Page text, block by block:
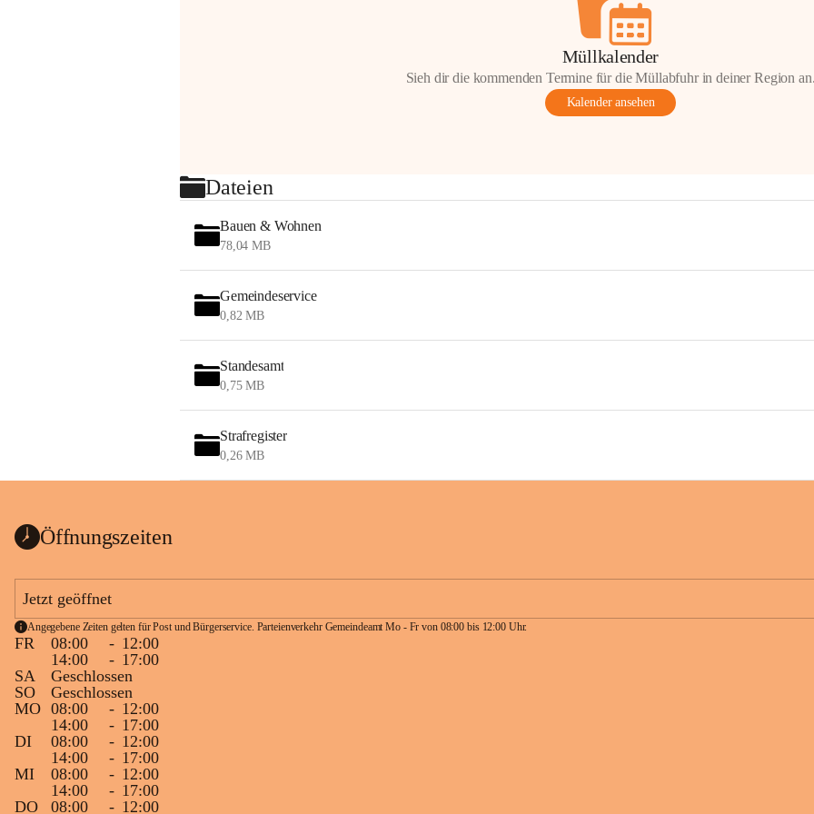
Müllkalender
Sieh dir die kommenden Termine für die Müllabfuhr in deiner Region
Kalender ansehen
Dateien
Bauen & Wohnen
78,04 MB
Gemeindeservice
0,82 MB
Standesamt
0,75 MB
Strafregister
0,26 MB
Öffnungszeiten
Jetzt geöffnet
Angegebene Zeiten gelten für Post und Bürgerservice. Parteienverkehr Gemeindeamt Mo - Fr von 08:00 bis 12:00 Uhr.
FR 08:00 - 12:00
14:00
- 17:00
SA
Geschlossen
SO
Geschlossen
MO 08:00 - 12:00
14:00
- 17:00
DI
08:00 - 12:00
14:00
- 17:00
MI
08:00 - 12:00
14:00
- 17:00
DO
08:00 - 12:00